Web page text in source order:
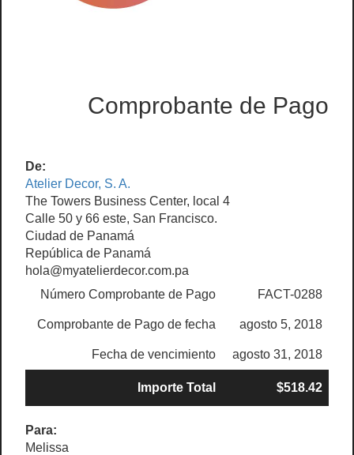
Comprobante de Pago
De:
Atelier Decor, S. A.
The Towers Business Center, local 4
Calle 50 y 66 este, San Francisco.
Ciudad de Panamá
República de Panamá
hola@myatelierdecor.com.pa
Número Comprobante de Pago
FACT-0288
Comprobante de Pago de fecha agosto 5, 2018
Fecha de vencimiento agosto 31, 2018
Importe Total $518.42
Para:
Melissa